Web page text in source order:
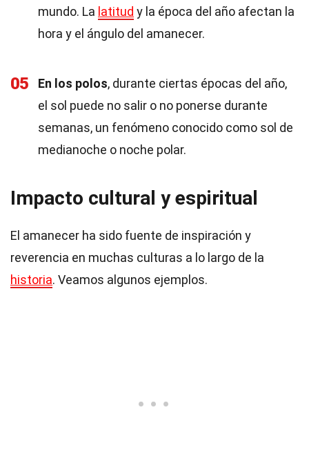
mundo. La latitud y la época del año afectan la
hora y el ángulo del amanecer.
05 En los polos, durante ciertas épocas del año,
el sol puede no salir o no ponerse durante
semanas, un fenómeno conocido como sol de
medianoche o noche polar.
Impacto cultural y espiritual
El amanecer ha sido fuente de inspiración y
reverencia en muchas culturas a lo largo de la
historia. Veamos algunos ejemplos.